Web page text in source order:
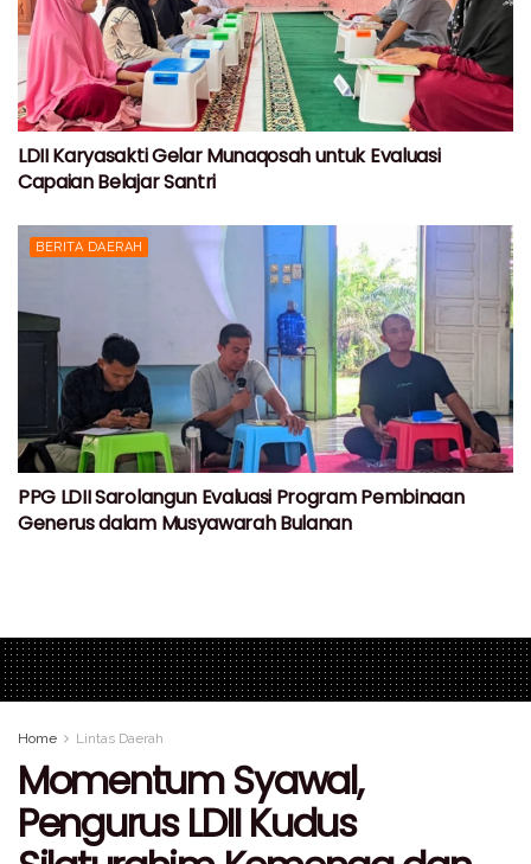
LDII Karyasakti Gelar Munaqosah untuk Evaluasi
Capaian Belajar Santri
BERITA DAERAH
PPG LDII Sarolangun Evaluasi Program Pembinaan
Generus dalam Musyawarah Bulanan
Home Lintas Daerah
Momentum Syawal,
Pengurus LDII Kudus